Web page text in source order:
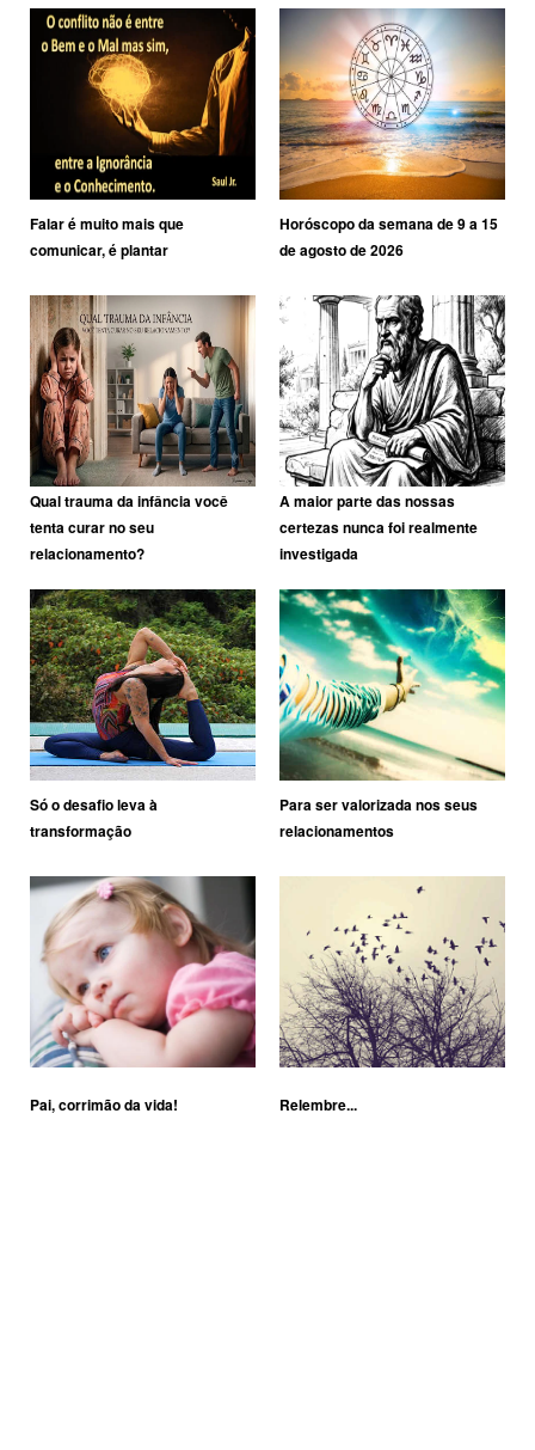
Falar é muito mais que
comunicar, é plantar
Horóscopo da semana de 9 a 15
de agosto de 2026
Qual trauma da infância você
tenta curar no seu
relacionamento?
A maior parte das nossas
certezas nunca foi realmente
investigada
Só o desafio leva à
transformação
Para ser valorizada nos seus
relacionamentos
Pai, corrimão da vida! Relembre...